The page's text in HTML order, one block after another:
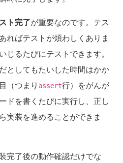
ト完了が重要なのです。テス
ればテストが煩わしくありま
じるたびにテストできます。
としてもたいした時間はかか
（つまり assert行）をがんが
ドを書くたびに実行し、正し
実装を進めることができま
完了後の動作確認だけでな